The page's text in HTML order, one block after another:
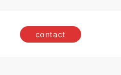
contact